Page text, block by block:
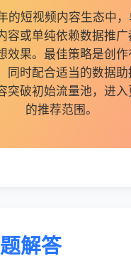
的短视频内容生态中
容或单纯依赖数据推广
效果。最佳策略是创作
同时配合适当的数据助
突破初始流量池，进入
的推荐范围。
解答